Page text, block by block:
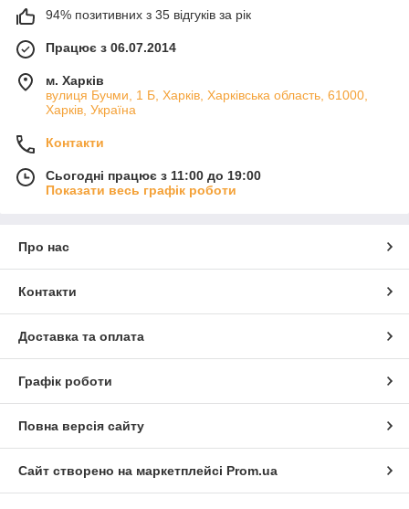
94% позитивних з 35 відгуків за рік
Працює з 06.07.2014
м. Харків
вулиця Бучми, 1 Б, Харків, Харківська область, 61000,
Харків, Україна
Контакти
Сьогодні працює з 11:00 до 19:00
Показати весь графік роботи
Про нас
Контакти
Доставка та оплата
Графік роботи
Повна версія сайту
Сайт створено на маркетплейсі Prom.ua